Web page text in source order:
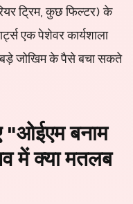
ट्रिम, कुछ फिल्टर) के
एक पेशेवर कार्यशाला
बड़े जोखिम के पैसे बचा सकते
"ओईएम बनाम
में क्या मतलब